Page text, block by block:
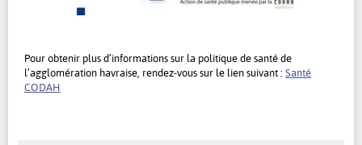
Pour obtenir plus d’informations sur la politique de santé de
l’agglomération havraise, rendez-vous sur le lien suivant : Santé
CODAH